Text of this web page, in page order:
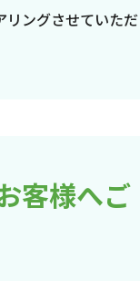
リングさせていただ
客様へご